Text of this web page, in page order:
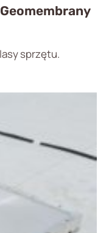
sprzętu.